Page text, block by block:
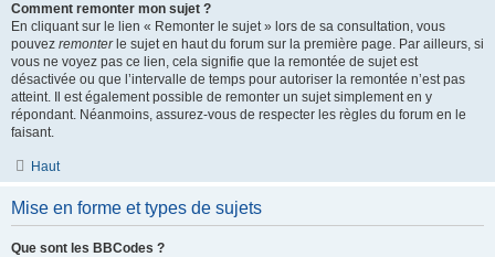
Comment remonter mon sujet ?
En cliquant sur le lien « Remonter le sujet » lors de sa consultation, vous
pouvez remonterle sujet en haut du forum sur la première page. Par ailleurs, si
vous ne voyez pas ce lien, cela signifie que la remontée de sujet est
désactivée ou que l’intervalle de temps pour autoriser la remontée n’est pas
atteint. Il est également possible de remonter un sujet simplement en y
répondant. Néanmoins, assurez-vous de respecter les règles du forum en le
faisant.
Haut
Mise en forme et types de sujets
Que sont les BBCodes ?